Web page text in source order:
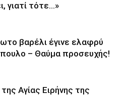
γιατί τότε…»
βαρέλι έγινε ελαφρύ
– Θαύμα προσευχής!
Αγίας Ειρήνης της